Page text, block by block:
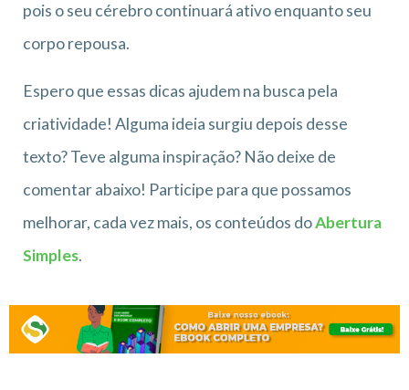
pois o seu cérebro continuará ativo enquanto seu
corpo repousa.
Espero que essas dicas ajudem na busca pela
criatividade! Alguma ideia surgiu depois desse
texto? Teve alguma inspiração? Não deixe de
comentar abaixo! Participe para que possamos
melhorar, cada vez mais, os conteúdos doAbertura
Simples.